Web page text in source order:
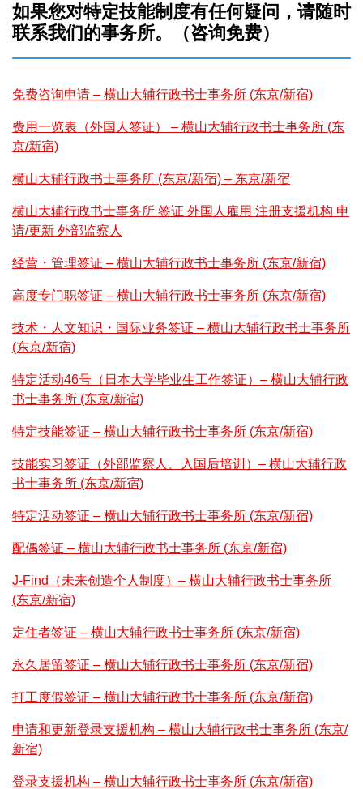
如果您对特定技能制度有任何疑问，请随时
联系我们的事务所。（咨询免费）
免费咨询申请 – 横山大辅行政书士事务所 (东京/新宿)
费用一览表（外国人签证） – 横山大辅行政书士事务所 (东
京/新宿)
横山大辅行政书士事务所 (东京/新宿) – 东京/新宿
横山大辅行政书士事务所 签证 外国人雇用 注册支援机构 申
请/更新 外部监察人
经营・管理签证 – 横山大辅行政书士事务所 (东京/新宿)
高度专门职签证 – 横山大辅行政书士事务所 (东京/新宿)
技术・人文知识・国际业务签证 – 横山大辅行政书士事务所
(东京/新宿)
特定活动46号（日本大学毕业生工作签证）– 横山大辅行政
书士事务所 (东京/新宿)
特定技能签证 – 横山大辅行政书士事务所 (东京/新宿)
技能实习签证（外部监察人、入国后培训）– 横山大辅行政
书士事务所 (东京/新宿)
特定活动签证 – 横山大辅行政书士事务所 (东京/新宿)
配偶签证 – 横山大辅行政书士事务所 (东京/新宿)
J-Find（未来创造个人制度）– 横山大辅行政书士事务所
(东京/新宿)
定住者签证 – 横山大辅行政书士事务所 (东京/新宿)
永久居留签证 – 横山大辅行政书士事务所 (东京/新宿)
打工度假签证 – 横山大辅行政书士事务所 (东京/新宿)
申请和更新登录支援机构 – 横山大辅行政书士事务所 (东京/
新宿)
登录支援机构 – 横山大辅行政书士事务所 (东京/新宿)